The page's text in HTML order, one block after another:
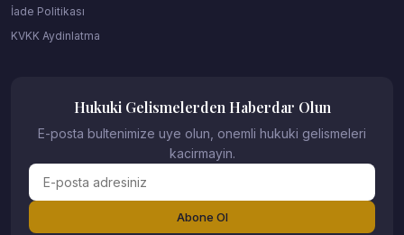
İade Politikası
KVKK Aydinlatma
Hukuki Gelismelerden Haberdar Olun
E-posta bultenimize uye olun, onemli hukuki gelismeleri
kacirmayin.
Abone Ol